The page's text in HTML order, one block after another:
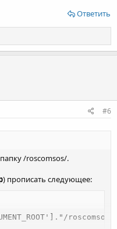
Ответить
#6
/roscomsos/.
) прописать следующее: